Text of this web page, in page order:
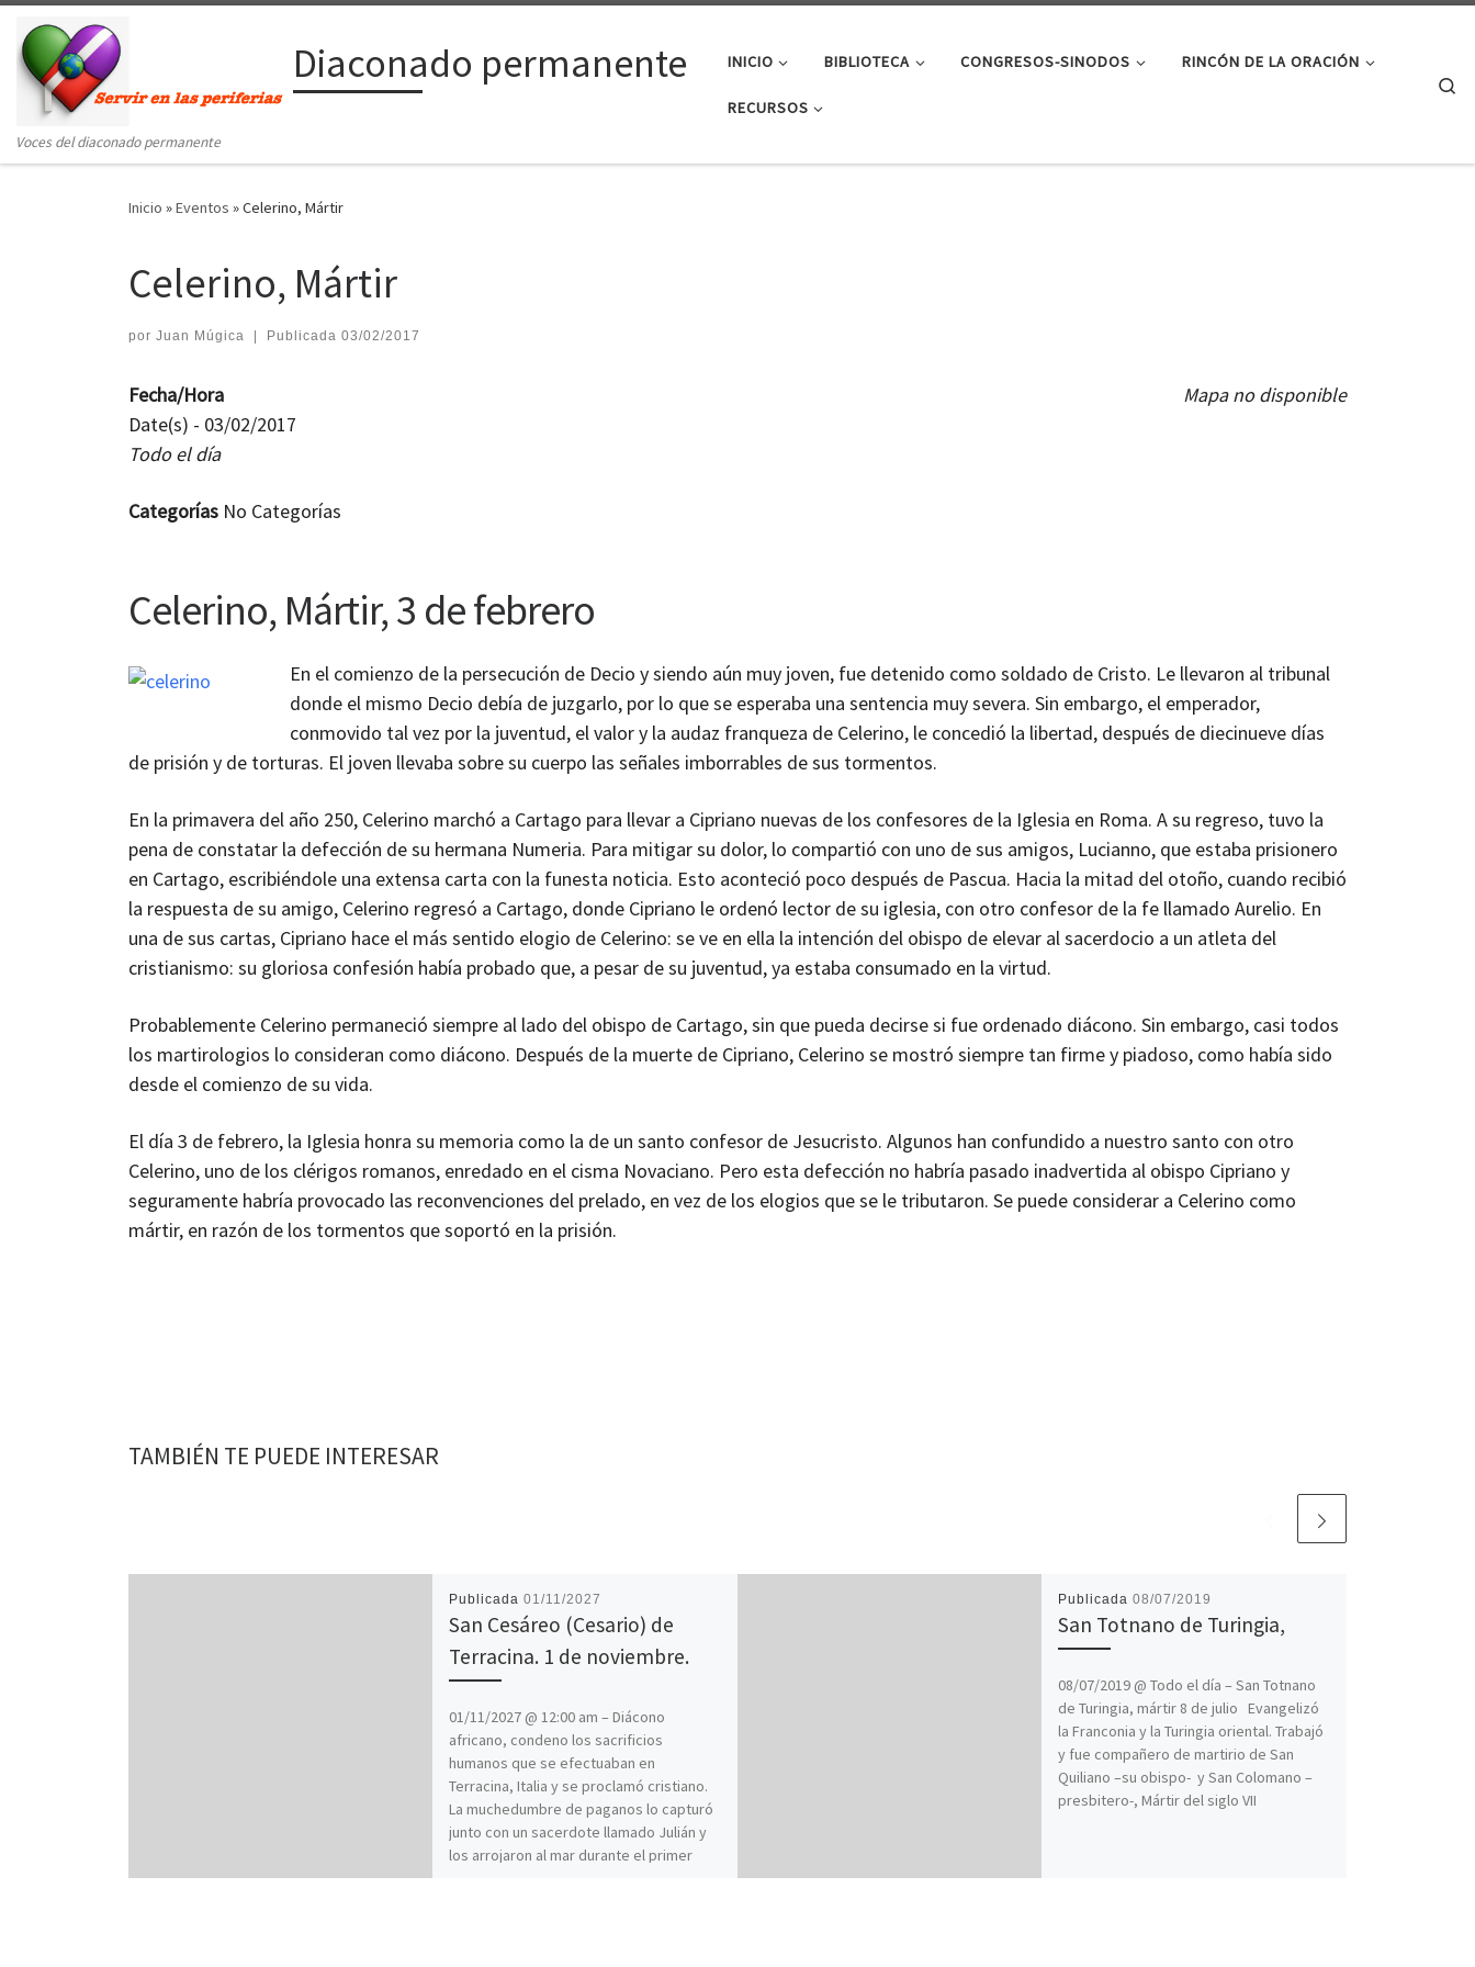
Saltar al contenido
Diaconado permanente
Voces del diaconado permanente
INICIO BIBLIOTECA CONGRESOS-SINODOS RINCÓN DE LA ORACIÓN
RECURSOS
Inicio »Eventos »Celerino, Mártir
Celerino, Mártir
por Juan Múgica Publicada 03/02/2017
Mapa no disponible
Fecha/Hora
Date(s) - 03/02/2017
Todo el día
Categorías No Categorías
Celerino, Mártir, 3 de febrero
En el comienzo de la persecución de Decio y siendo aún muy joven, fue detenido como soldado de Cristo. Le llevaron al tribunal
donde el mismo Decio debía de juzgarlo, por lo que se esperaba una sentencia muy severa. Sin embargo, el emperador,
conmovido tal vez por la juventud, el valor y la audaz franqueza de Celerino, le concedió la libertad, después de diecinueve días
de prisión y de torturas. El joven llevaba sobre su cuerpo las señales imborrables de sus tormentos.
En la primavera del año 250, Celerino marchó a Cartago para llevar a Cipriano nuevas de los confesores de la Iglesia en Roma. A su regreso, tuvo la
pena de constatar la defección de su hermana Numeria. Para mitigar su dolor, lo compartió con uno de sus amigos, Lucianno, que estaba prisionero
en Cartago, escribiéndole una extensa carta con la funesta noticia. Esto aconteció poco después de Pascua. Hacia la mitad del otoño, cuando recibió
la respuesta de su amigo, Celerino regresó a Cartago, donde Cipriano le ordenó lector de su iglesia, con otro confesor de la fe llamado Aurelio. En
una de sus cartas, Cipriano hace el más sentido elogio de Celerino: se ve en ella la intención del obispo de elevar al sacerdocio a un atleta del
cristianismo: su gloriosa confesión había probado que, a pesar de su juventud, ya estaba consumado en la virtud.
Probablemente Celerino permaneció siempre al lado del obispo de Cartago, sin que pueda decirse si fue ordenado diácono. Sin embargo, casi todos
los martirologios lo consideran como diácono. Después de la muerte de Cipriano, Celerino se mostró siempre tan firme y piadoso, como había sido
desde el comienzo de su vida.
El día 3 de febrero, la Iglesia honra su memoria como la de un santo confesor de Jesucristo. Algunos han confundido a nuestro santo con otro
Celerino, uno de los clérigos romanos, enredado en el cisma Novaciano. Pero esta defección no habría pasado inadvertida al obispo Cipriano y
seguramente habría provocado las reconvenciones del prelado, en vez de los elogios que se le tributaron. Se puede considerar a Celerino como
mártir, en razón de los tormentos que soportó en la prisión.
TAMBIÉN TE PUEDE INTERESAR
Publicada 01/11/2027
San Cesáreo (Cesario) de
Terracina. 1 de noviembre.
01/11/2027 @ 12:00 am – Diácono
africano, condeno los sacrificios
humanos que se efectuaban en
Terracina, Italia y se proclamó cristiano.
La muchedumbre de paganos lo capturó
junto con un sacerdote llamado Julián y
los arrojaron al mar durante el primer
Publicada 08/07/2019
San Totnano de Turingia,
08/07/2019 @ Todo el día – San Totnano
de Turingia, mártir 8 de julio Evangelizó
la Franconia y la Turingia oriental. Trabajó
y fue compañero de martirio de San
Quiliano –su obispo- y San Colomano –
presbitero-, Mártir del siglo VII